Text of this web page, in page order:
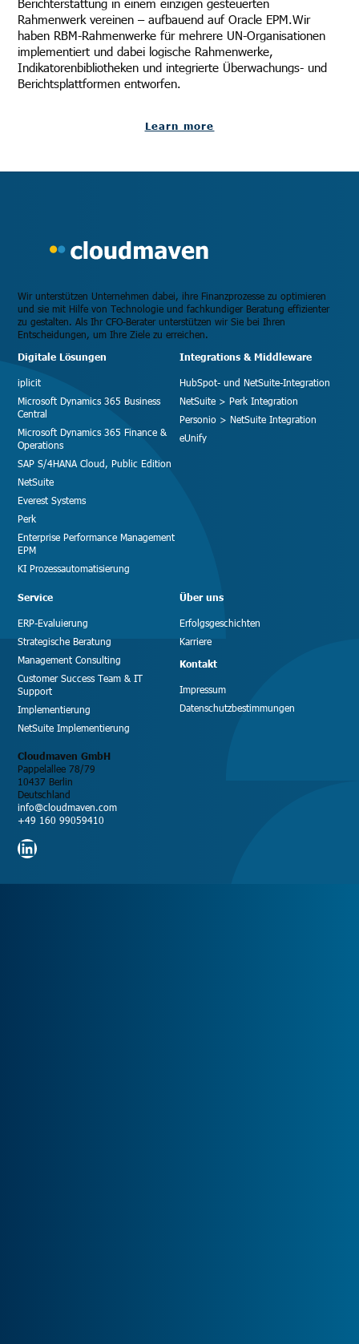
Berichterstattung in einem einzigen gesteuerten
Rahmenwerk vereinen – aufbauend auf Oracle EPM.Wir
haben RBM-Rahmenwerke für mehrere UN-Organisationen
implementiert und dabei logische Rahmenwerke,
Indikatorenbibliotheken und integrierte Überwachungs- und
Berichtsplattformen entworfen.
Learn more
Wir unterstützen Unternehmen dabei, ihre Finanzprozesse zu optimieren
und sie mit Hilfe von Technologie und fachkundiger Beratung effizienter
zu gestalten. Als Ihr CFO-Berater unterstützen wir Sie bei Ihren
Entscheidungen, um Ihre Ziele zu erreichen.
Digitale Lösungen
iplicit
Microsoft Dynamics 365 Business
Central
Microsoft Dynamics 365 Finance &
Operations
SAP S/4HANA Cloud, Public Edition
NetSuite
Everest Systems
Perk
Enterprise Performance Management
EPM
KI Prozessautomatisierung
Integrations & Middleware
HubSpot- und NetSuite-Integration
NetSuite > Perk Integration
Personio > NetSuite Integration
eUnify
Service
ERP-Evaluierung
Strategische Beratung
Management Consulting
Customer Success Team & IT
Support
Implementierung
NetSuite Implementierung
Über uns
Erfolgsgeschichten
Karriere
Kontakt
Impressum
Datenschutzbestimmungen
Cloudmaven GmbH
Pappelallee 78/79
10437 Berlin
Deutschland
info@cloudmaven.com
+49 160 99059410
LinkedIn